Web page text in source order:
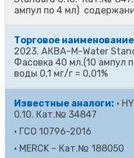
ампул по 4 мл)
Торговое
2023. АКВА-М-Water
Фасовка 40 мл.(10 ампул
воды 0,1 мг/г = 0,01%
Известные аналоги: ·
0.10. Кат.№ 34847
· ГСО 10796-2016
· MERCK – Кат.№ 188050